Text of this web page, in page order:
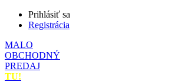
Prihlásiť sa
Registrácia
MALO
OBCHODNÝ
PREDAJ
TU!